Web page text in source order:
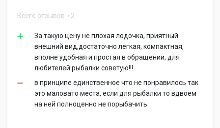
Всего отзывов 2
За такую цену не плохая лодочка, приятный
внешний вид,достаточно легкая, компактная,
вполне удобная и простая в обращении, для
любителей рыбалки советую!!!
в принципе единственное что не понравилось так
это маловато места, если для рыбалки то вдвоем
на ней полноценно не порыбачить